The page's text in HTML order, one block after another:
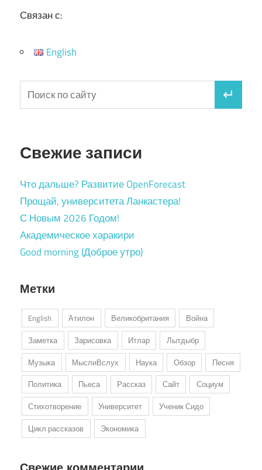
Связан с:
English
Свежие записи
Что дальше? Развитие OpenForecast
Прощай, университета Ланкастера!
С Новым 2026 Годом!
Академическое харакири
Good morning (Доброе утро)
Метки
English Атилон Великобритания
Война
Заметка
Зарисовка Итлар
Лытдыбр
Музыка
МыслиВслух Наука Обзор
Песня
Политика
Пьеса Рассказ Сайт
Социум
Стихотворение
Университет
Ученик Сидо
Цикл рассказов
Экономика